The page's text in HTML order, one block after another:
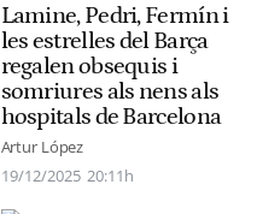
Lamine, Pedri, Fermín i
les estrelles del Barça
regalen obsequis i
somriures als nens als
hospitals de Barcelona
Artur López
19/12/2025 20:11h